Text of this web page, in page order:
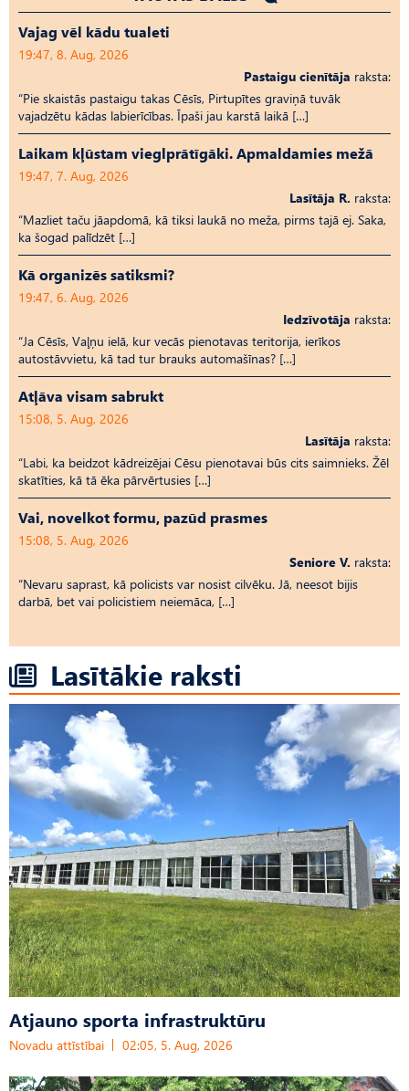
Vajag vēl kādu tualeti
19:47, 8. Aug, 2026
Pastaigu cienītāja raksta:
“Pie skaistās pastaigu takas Cēsīs, Pirtupītes graviņā tuvāk
vajadzētu kādas labierīcības. Īpaši jau karstā laikā […]
Laikam kļūstam vieglprātīgāki. Apmaldamies mežā
19:47, 7. Aug, 2026
Lasītāja R. raksta:
“Mazliet taču jāapdomā, kā tiksi laukā no meža, pirms tajā ej. Saka,
ka šogad palīdzēt […]
Kā organizēs satiksmi?
19:47, 6. Aug, 2026
Iedzīvotāja raksta:
“Ja Cēsīs, Vaļņu ielā, kur vecās pienotavas teritorija, ierīkos
autostāvvietu, kā tad tur brauks automašīnas? […]
Atļāva visam sabrukt
15:08, 5. Aug, 2026
Lasītāja raksta:
“Labi, ka beidzot kādreizējai Cēsu pienotavai būs cits saimnieks. Žēl
skatīties, kā tā ēka pārvērtusies […]
Vai, novelkot formu, pazūd prasmes
15:08, 5. Aug, 2026
Seniore V. raksta:
“Nevaru saprast, kā policists var nosist cilvēku. Jā, neesot bijis
darbā, bet vai policistiem neiemāca, […]
Lasītākie raksti
Atjauno sporta infrastruktūru
Novadu attīstībai 02:05, 5. Aug, 2026